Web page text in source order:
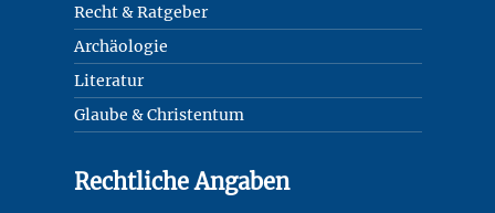
Recht & Ratgeber
Archäologie
Literatur
Glaube & Christentum
Rechtliche Angaben